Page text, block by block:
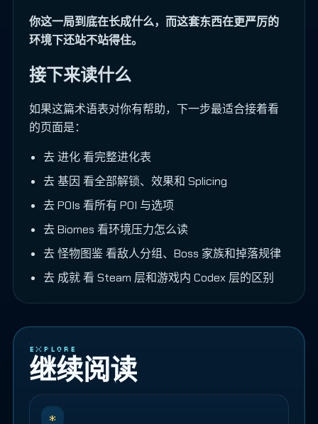
你这一局到底在长成什么，而这套东西在更严厉的
环境下还站不站得住。
接下来读什么
如果这篇术语表对你有帮助，下一步最适合接着看
的页面是：
去进化看完整进化表
去基因 看全部解锁、效果和 Splicing
去POIs 看所有 POI 与选项
去Biomes 看环境压力怎么读
去怪物图鉴看敌人分组、Boss 家族和掉落规律
去 成就看 Steam 层和游戏内 Codex 层的区别
EXPLORE
继续阅读
*